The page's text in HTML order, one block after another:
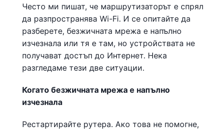
Често ми пишат, че маршрутизаторът е спрял
да разпространява Wi-Fi. И се опитайте да
разберете, безжичната мрежа е напълно
изчезнала или тя е там, но устройствата не
получават достъп до Интернет. Нека
разгледаме тези две ситуации.
Когато безжичната мрежа е напълно
изчезнала
Рестартирайте рутера. Ако това не помогне,